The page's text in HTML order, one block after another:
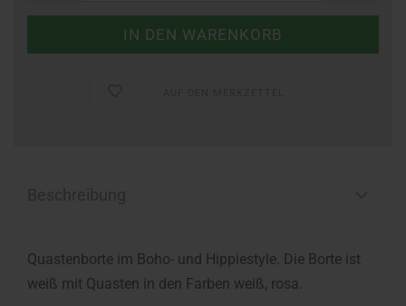
Quastenborte im Boho- und Hippiestyle. Die Borte ist
weiß mit Quasten in den Farben weiß, rosa.